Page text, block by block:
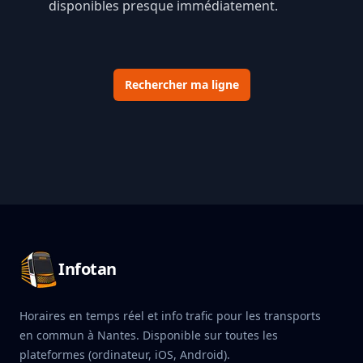
disponibles presque immédiatement.
Rechercher ma ligne
Infotan
Horaires en temps réel et info trafic pour les transports
en commun à Nantes. Disponible sur toutes les
plateformes (ordinateur, iOS, Android).